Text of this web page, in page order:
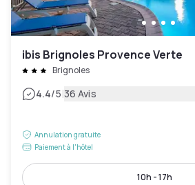
ibis Brignoles Provence Verte
Brignoles
4.4/5|36 Avis
Annulation gratuite
Paiement à l'hôtel
10h - 17h